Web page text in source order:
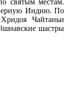
Индию. По
Чайтаньи
шастры